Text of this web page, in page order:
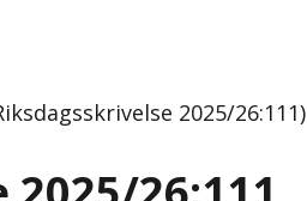
2025/26:111)